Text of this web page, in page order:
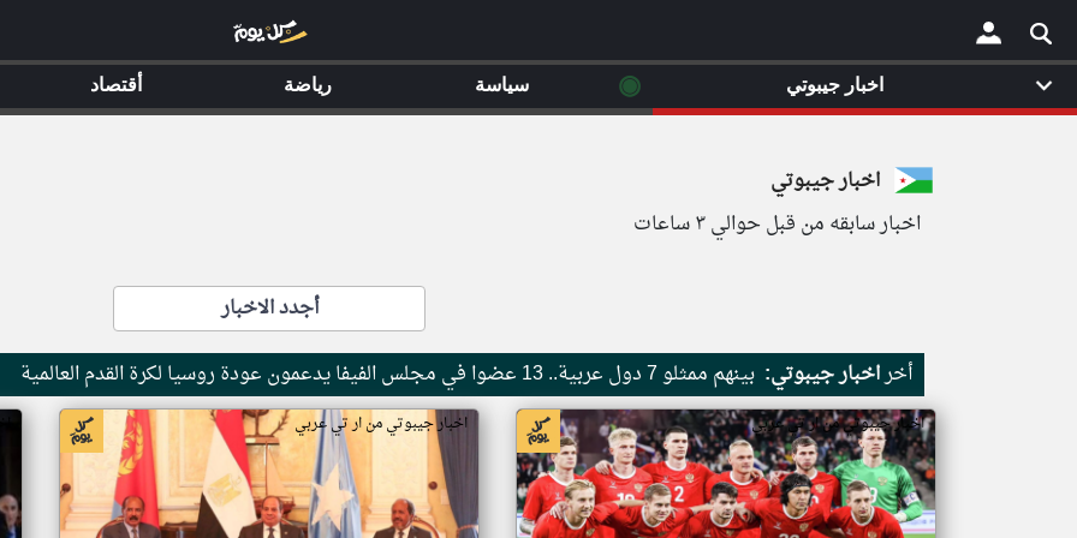
×
اخبار جيبوتي
اخبار سابقه من قبل حوالي ٣ ساعات
أجدد الاخبار
أخراخبار جيبوتي: بينهم ممثلو 7 دول عربية.. 13 عضوا في مجلس الفيفا يدعمون عودة روسيا لكرة القدم العالمية
اخبار جيبوتي من ار تي عربي اخبار جيبوتي من ار تي عربي
اخبار جيبوتي ◉ سياسة رياضة أقتصاد